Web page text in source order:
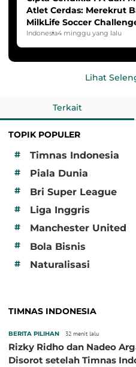
Atlet Cerdas: Merekrut
MilkLife Soccer
HYDROPLUS Soccer
Indonesia4 minggu yang lalu
Lihat
Terkait
TOPIK POPULER
#
Timnas Indonesia
# Piala Dunia
# Bri Super League
# Liga Inggris
# Manchester United
# Bola Bisnis
# Naturalisasi
TIMNAS INDONESIA
BERITA PILIHAN 32 menit lalu
Rizky Ridho dan Nadeo
Disorot setelah Timnas